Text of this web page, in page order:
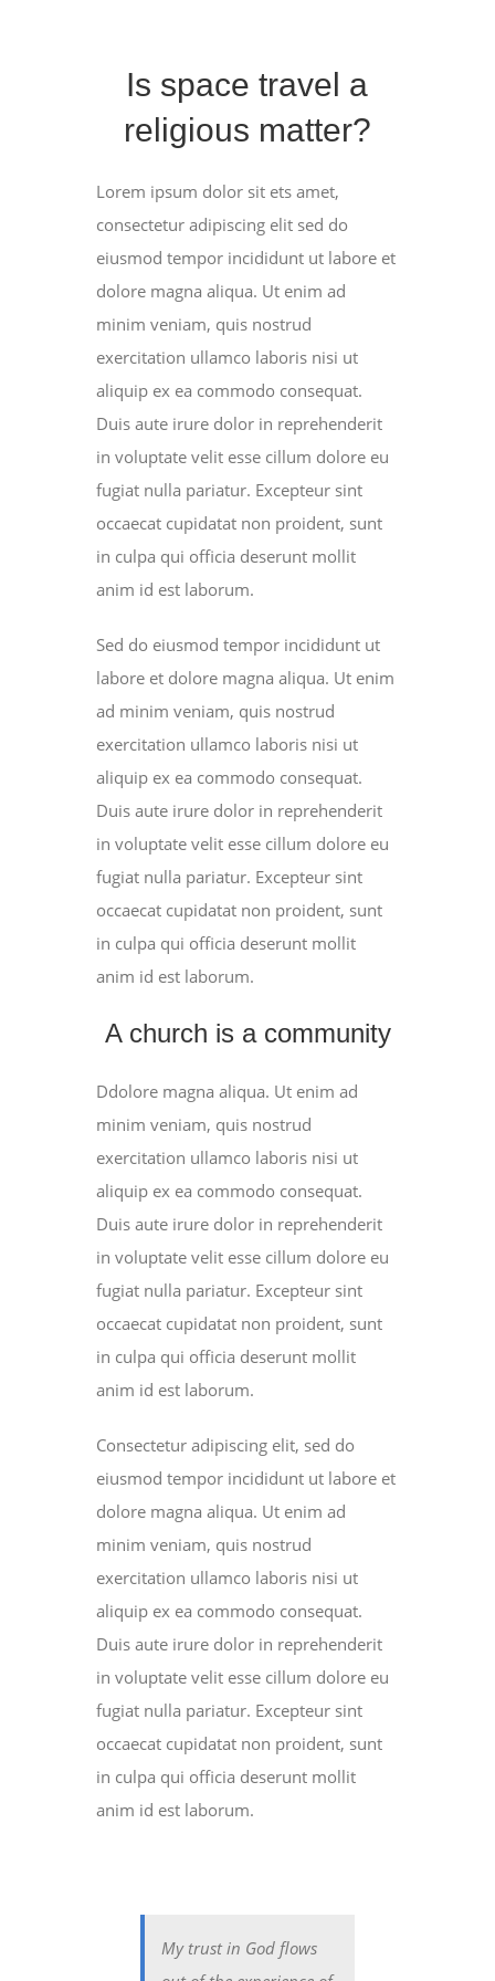
Is space travel a
religious matter?
Lorem ipsum dolor sit ets amet,
consectetur adipiscing elit sed do
eiusmod tempor incididunt ut labore et
dolore magna aliqua. Ut enim ad
minim veniam, quis nostrud
exercitation ullamco laboris nisi ut
aliquip ex ea commodo consequat.
Duis aute irure dolor in reprehenderit
in voluptate velit esse cillum dolore eu
fugiat nulla pariatur. Excepteur sint
occaecat cupidatat non proident, sunt
in culpa qui officia deserunt mollit
anim id est laborum.
Sed do eiusmod tempor incididunt ut
labore et dolore magna aliqua. Ut enim
ad minim veniam, quis nostrud
exercitation ullamco laboris nisi ut
aliquip ex ea commodo consequat.
Duis aute irure dolor in reprehenderit
in voluptate velit esse cillum dolore eu
fugiat nulla pariatur. Excepteur sint
occaecat cupidatat non proident, sunt
in culpa qui officia deserunt mollit
anim id est laborum.
A church is a community
Ddolore magna aliqua. Ut enim ad
minim veniam, quis nostrud
exercitation ullamco laboris nisi ut
aliquip ex ea commodo consequat.
Duis aute irure dolor in reprehenderit
in voluptate velit esse cillum dolore eu
fugiat nulla pariatur. Excepteur sint
occaecat cupidatat non proident, sunt
in culpa qui officia deserunt mollit
anim id est laborum.
Consectetur adipiscing elit, sed do
eiusmod tempor incididunt ut labore et
dolore magna aliqua. Ut enim ad
minim veniam, quis nostrud
exercitation ullamco laboris nisi ut
aliquip ex ea commodo consequat.
Duis aute irure dolor in reprehenderit
in voluptate velit esse cillum dolore eu
fugiat nulla pariatur. Excepteur sint
occaecat cupidatat non proident, sunt
in culpa qui officia deserunt mollit
anim id est laborum.
My trust in God flows